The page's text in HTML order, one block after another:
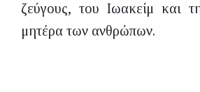
ζεύγους, του Ιωακείμ και
μητέρα των ανθρώπων.